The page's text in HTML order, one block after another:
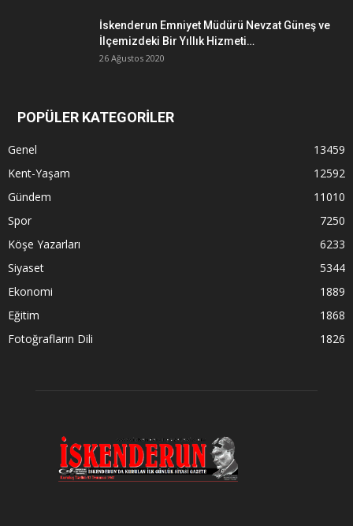
İskenderun Emniyet Müdürü Nevzat Güneş ve
İlçemizdeki Bir Yıllık Hizmeti…
26 Ağustos 2020
POPÜLER KATEGORİLER
Genel
13459
Kent-Yaşam
12592
Gündem
11010
Spor
7250
Köşe Yazarları
6233
Siyaset
5344
Ekonomi
1889
Eğitim
1868
Fotoğrafların Dili
1826